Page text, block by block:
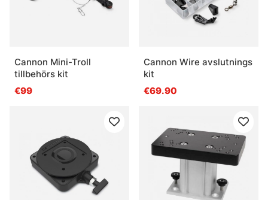
Cannon Mini-Troll
tillbehörs kit
€99
Cannon Wire avslutnings
kit
€69.90